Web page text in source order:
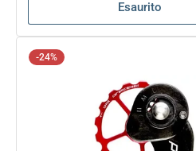
Esaurito
-24%